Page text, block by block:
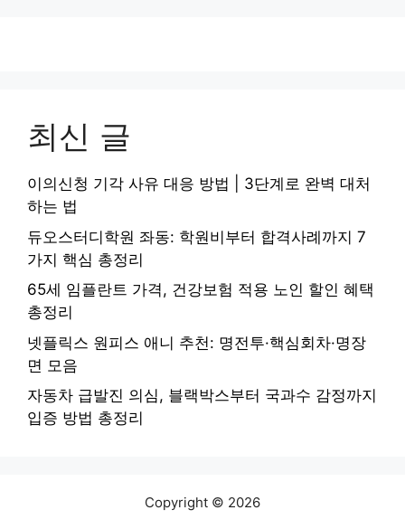
최신 글
이의신청 기각 사유 대응 방법 | 3단계로 완벽 대처
하는 법
듀오스터디학원 좌동: 학원비부터 합격사례까지 7
가지 핵심 총정리
65세 임플란트 가격, 건강보험 적용 노인 할인 혜택
총정리
넷플릭스 원피스 애니 추천: 명전투·핵심회차·명장
면 모음
자동차 급발진 의심, 블랙박스부터 국과수 감정까지
입증 방법 총정리
Copyright © 2026